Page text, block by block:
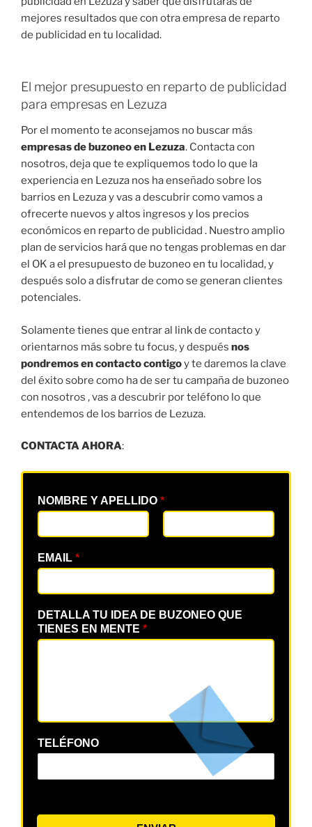
mejores resultados que con otra empresa de reparto
de publicidad en tu localidad.
El mejor presupuesto en reparto de publicidad
para empresas en Lezuza
Por el momento te aconsejamos no buscar más
empresas de buzoneo en Lezuza. Contacta con
nosotros, deja que te expliquemos todo lo que la
experiencia en Lezuza nos ha enseñado sobre los
barrios en Lezuza y vas a descubrir como vamos a
ofrecerte nuevos y altos ingresos y los precios
económicos en reparto de publicidad . Nuestro amplio
plan de servicios hará que no tengas problemas en dar
el OK a el presupuesto de buzoneo en tu localidad, y
después solo a disfrutar de como se generan clientes
potenciales.
Solamente tienes que entrar al link de contacto y
orientarnos más sobre tu focus, y después nos
pondremos en contacto contigoy te daremos la clave
del éxito sobre como ha de ser tu campaña de buzoneo
con nosotros , vas a descubrir por teléfono lo que
entendemos de los barrios de Lezuza.
CONTACTA AHORA:
NOMBRE Y APELLIDO *
EMAIL *
DETALLA TU IDEA DE BUZONEO QUE
TIENES EN MENTE *
TELÉFONO